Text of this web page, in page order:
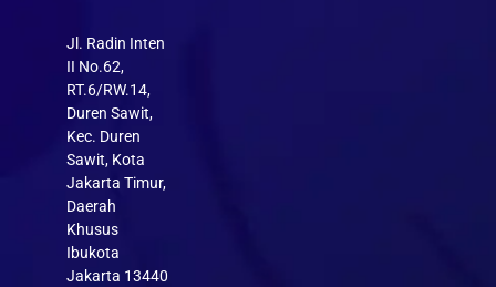
Jl. Radin Inten
II No.62,
RT.6/RW.14,
Duren Sawit,
Kec. Duren
Sawit, Kota
Jakarta Timur,
Daerah
Khusus
Ibukota
Jakarta 13440